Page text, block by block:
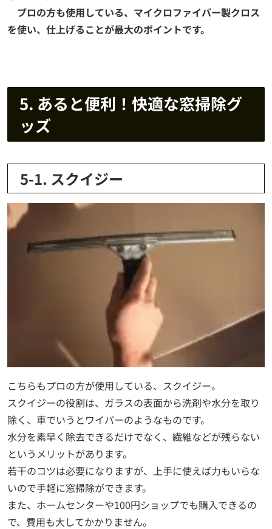
プロの方も使用している、マイクロファイバー製クロス
を使い、仕上げることが最大のポイントです。
5. あると便利！快適な窓掃除グ
ッズ
5-1. スクイジー
こちらもプロの方が使用している、スクイジー。
スクイジーの役割は、ガラスの表面から洗剤や水分を取り
除く、車でいうとワイパーのようなものです。
水分を素早く除去できるだけでなく、繊維などが残らない
というメリットがあります。
若干のコツは必要になりますが、上手に使えば力もいらな
いので手軽に窓掃除ができます。
また、ホームセンターや100円ショップでも購入できるの
で、費用も大してかかりません。